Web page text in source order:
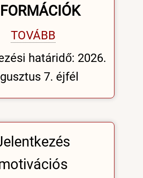
TOVÁBB
határidő: 2026.
7. éjfél